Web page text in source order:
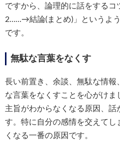
ですから、論理的に話をする
2……→結論(まとめ)」というよ
です。
無駄な言葉をなくす
長い前置き、余談、無駄な情報
な言葉をなくすことを心がけ
主旨がわからなくなる原因、話
す。特に自分の感情を交えてし
くなる一番の原因です。